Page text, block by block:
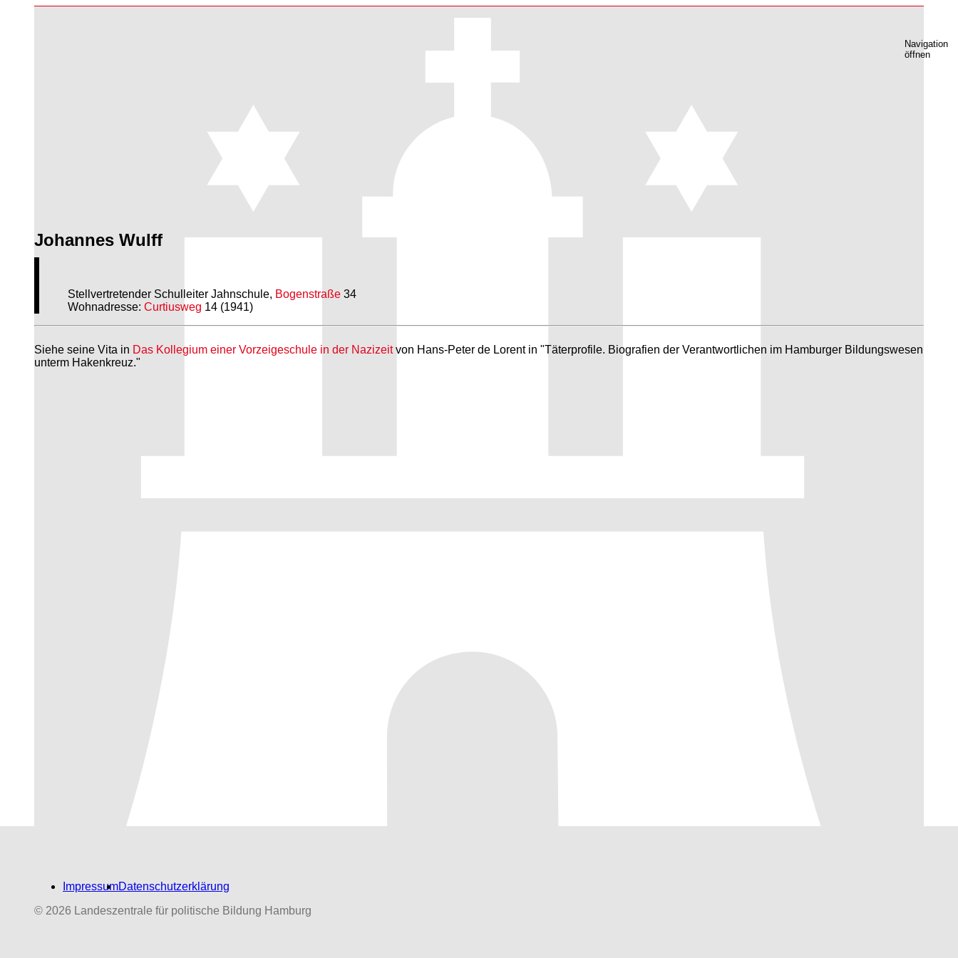
Navigation
öffnen
Johannes Wulff
Stellvertretender Schulleiter Jahnschule, Bogenstraße 34
Wohnadresse:Curtiusweg 14 (1941)
Siehe seine Vita in Das Kollegium einer Vorzeigeschule in der Nazizeitvon Hans-Peter de Lorent in "Täterprofile. Biografien der Verantwortlichen im Hamburger Bildungswesen
unterm Hakenkreuz."
ImpressumDatenschutzerklärung
© 2026 Landeszentrale für politische Bildung Hamburg